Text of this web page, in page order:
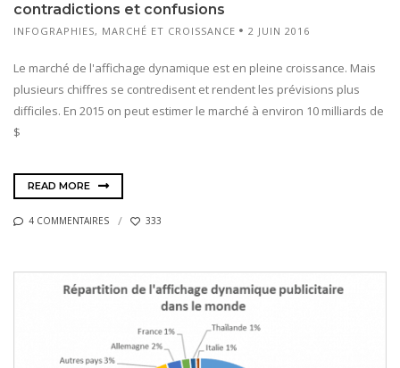
contradictions et confusions
INFOGRAPHIES, MARCHÉ ET CROISSANCE 2 JUIN 2016
Le marché de l'affichage dynamique est en pleine croissance. Mais
plusieurs chiffres se contredisent et rendent les prévisions plus
difficiles. En 2015 on peut estimer le marché à environ 10 milliards de
$
READ MORE
4 COMMENTAIRES 333